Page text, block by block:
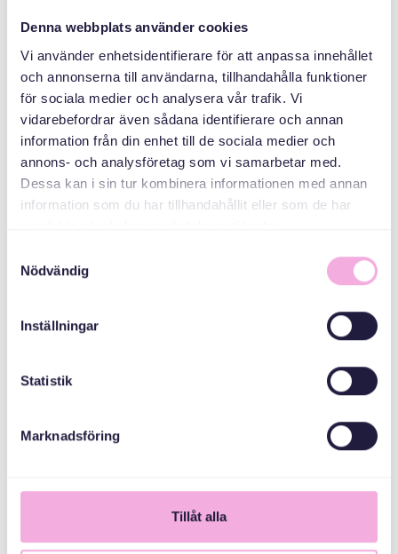
Denna webbplats använder cookies
Vi använder enhetsidentifierare för att anpassa innehållet
och annonserna till användarna, tillhandahålla funktioner
för sociala medier och analysera vår trafik. Vi
vidarebefordrar även sådana identifierare och annan
information från din enhet till de sociala medier och
annons- och analysföretag som vi samarbetar med.
Dessa kan i sin tur kombinera informationen med annan
information som du har tillhandahållit eller som de har
Nödvändig
Inställningar
Statistik
Marknadsföring
Tillåt alla
Saddex qarni ayaa
ABAABULAHA
bokningen@svenskamedbaby.se
Stockholms Stad